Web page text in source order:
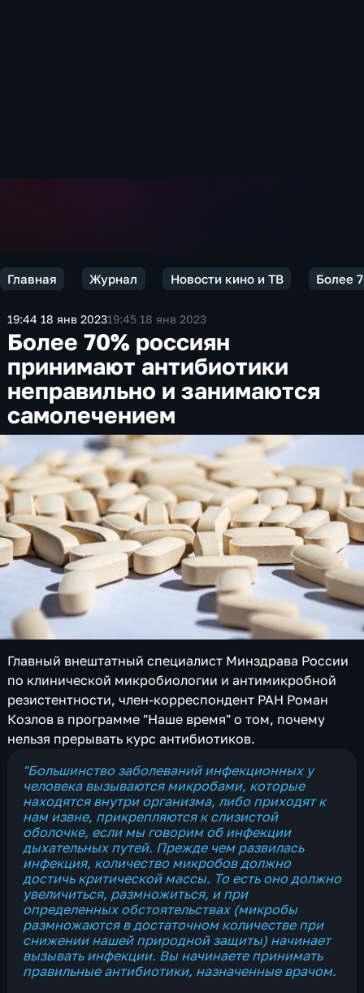
Главная Журнал Новости кино и ТВ Более
19:44 18 янв 202319:45 18 янв 2023
Более 70% россиян
принимают антибиотики
неправильно и занимаются
самолечением
Главный внештатный специалист Минздрава России
по клинической микробиологии и антимикробной
резистентности, член-корреспондент РАН Роман
Козлов в программе "Наше время" о том, почему
нельзя прерывать курс антибиотиков.
"Большинство заболеваний инфекционных у
человека вызываются микробами, которые
находятся внутри организма, либо приходят к
нам извне, прикрепляются к слизистой
оболочке, если мы говорим об инфекции
дыхательных путей. Прежде чем развилась
инфекция, количество микробов должно
достичь критической массы. То есть оно должно
увеличиться, размножиться, и при
определенных обстоятельствах (микробы
размножаются в достаточном количестве при
снижении нашей природной защиты) начинает
вызывать инфекции. Вы начинаете принимать
правильные антибиотики, назначенные врачом.